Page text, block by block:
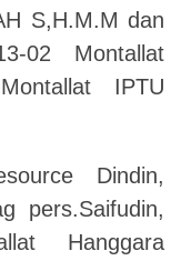
S,H.M.M dan
02 Montallat
IPTU
Dindin,
pers.Saifudin,
Hanggara